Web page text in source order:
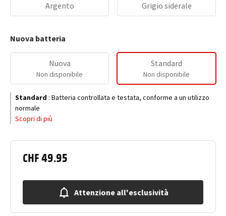
CHF 49.95
Attenzione all'esclusività
Argento Grigio siderale
Nuova batteria
Nuova
Non disponibile
Standard
Non disponibile
Standard : Batteria controllata e testata, conforme a un utilizzo
normale
Scopri di più